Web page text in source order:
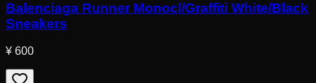
Balenciaga Runner Monocl/Graffiti White/Black
Sneakers
¥ 600